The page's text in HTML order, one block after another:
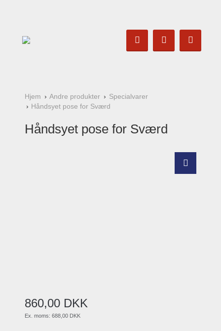
Hjem Andre produkter
Specialvarer
Håndsyet pose for Sværd
Håndsyet pose for Sværd
860,00 DKK
Ex. moms: 688,00 DKK